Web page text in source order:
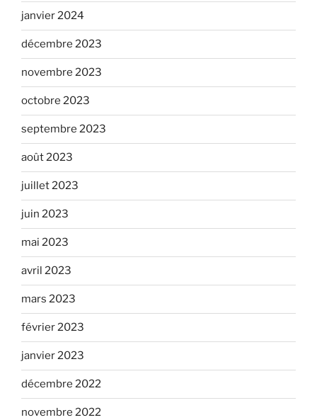
janvier 2024
décembre 2023
novembre 2023
octobre 2023
septembre 2023
août 2023
juillet 2023
juin 2023
mai 2023
avril 2023
mars 2023
février 2023
janvier 2023
décembre 2022
novembre 2022